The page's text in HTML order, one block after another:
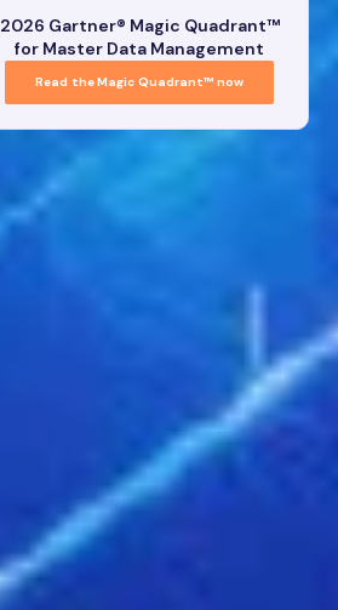
2026 Gartner® Magic Quadrant™
for Master Data Management
Read the Magic Quadrant™ now